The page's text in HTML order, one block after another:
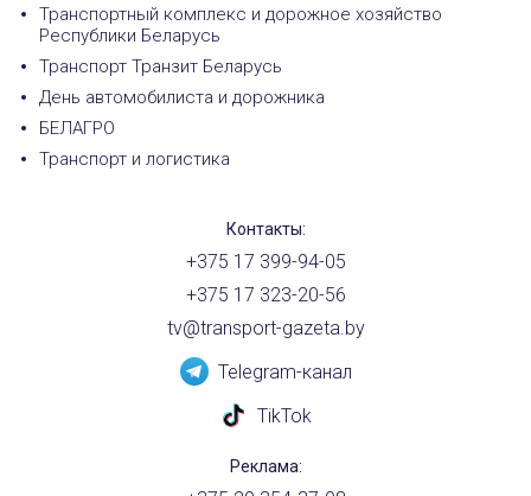
Транспортный комплекс и дорожное хозяйство
Республики Беларусь
Транспорт Транзит Беларусь
День автомобилиста и дорожника
БЕЛАГРО
Транспорт и логистика
Контакты:
+375 17 399-94-05
+375 17 323-20-56
tv@transport-gazeta.by
Telegram-канал
TikTok
Реклама: